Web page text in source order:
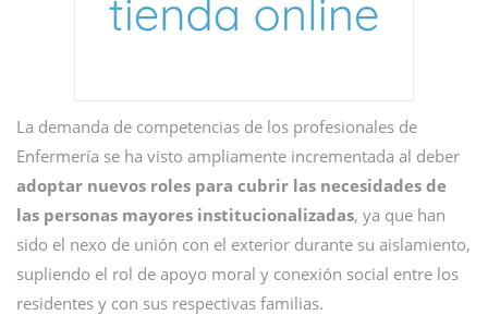
La demanda de competencias de los profesionales de
Enfermería se ha visto ampliamente incrementada al deber
adoptar nuevos roles para cubrir las necesidades de
las personas mayores institucionalizadas, ya que han
sido el nexo de unión con el exterior durante su aislamiento,
supliendo el rol de apoyo moral y conexión social entre los
residentes y con sus respectivas familias.